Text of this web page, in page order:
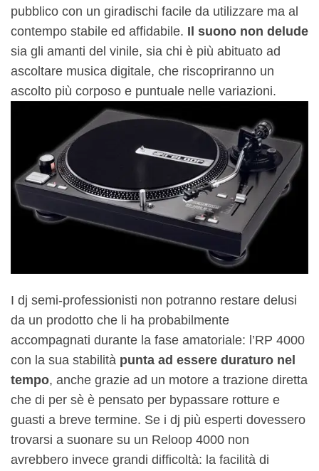
pubblico con un giradischi facile da utilizzare ma al
contempo stabile ed affidabile. Il suono non delude
sia gli amanti del vinile, sia chi è più abituato ad
ascoltare musica digitale, che riscopriranno un
ascolto più corposo e puntuale nelle variazioni.
I dj semi-professionisti non potranno restare delusi
da un prodotto che li ha probabilmente
accompagnati durante la fase amatoriale: l’RP 4000
con la sua stabilità punta ad essere duraturo nel
tempo, anche grazie ad un motore a trazione diretta
che di per sè è pensato per bypassare rotture e
guasti a breve termine. Se i dj più esperti dovessero
trovarsi a suonare su un Reloop 4000 non
avrebbero invece grandi difficoltà: la facilità di